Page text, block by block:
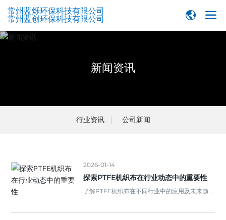
常州蓝烁环保科技有限公司
常州蓝创环保科技有限公司
新闻资讯
行业资讯 公司新闻
2026-01-14
探索PTFE机织布在行业动态中的重要性
了解PTFE机织布在不同行业中的应用及未来趋